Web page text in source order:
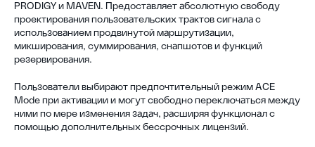
PRODIGY и MAVEN. Предоставляет абсолютную свободу
проектирования пользовательских трактов сигнала с
использованием продвинутой маршрутизации,
микширования, суммирования, снапшотов и функций
резервирования.
Пользователи выбирают предпочтительный режим ACE
Mode при активации и могут свободно переключаться между
ними по мере изменения задач, расширяя функционал с
помощью дополнительных бессрочных лицензий.